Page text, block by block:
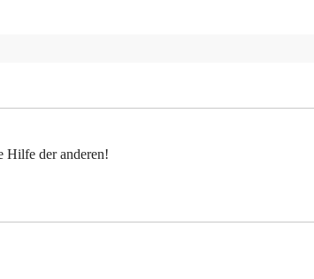
Hilfe der anderen!